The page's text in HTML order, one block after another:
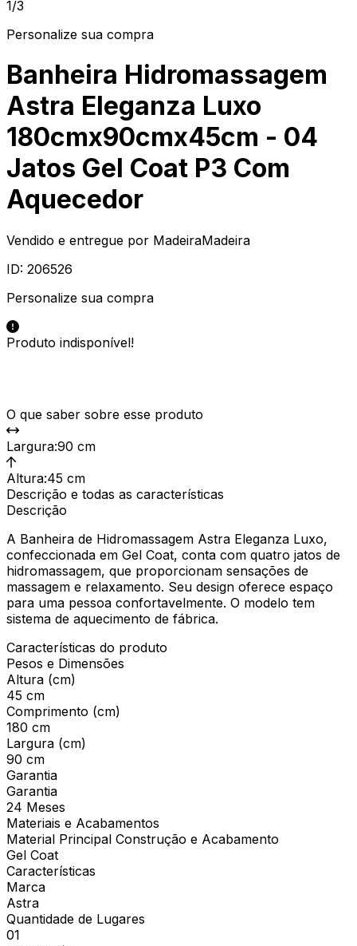
1/3
Personalize sua compra
Banheira Hidromassagem
Astra Eleganza Luxo
180cmx90cmx45cm - 04
Jatos Gel Coat P3 Com
Aquecedor
Vendido e entregue por MadeiraMadeira
ID: 206526
Personalize sua compra
Produto indisponível!
O que saber sobre esse produto
Largura:90 cm
Altura:45 cm
Descrição e todas as características
Descrição
A Banheira de Hidromassagem Astra Eleganza Luxo,
confeccionada em Gel Coat, conta com quatro jatos de
hidromassagem, que proporcionam sensações de
massagem e relaxamento. Seu design oferece espaço
para uma pessoa confortavelmente. O modelo tem
sistema de aquecimento de fábrica.
Características do produto
Pesos e Dimensões
Altura (cm)
45 cm
Comprimento (cm)
180 cm
Largura (cm)
90 cm
Garantia
Garantia
24 Meses
Materiais e Acabamentos
Material Principal Construção e Acabamento
Gel Coat
Características
Marca
Astra
Quantidade de Lugares
01